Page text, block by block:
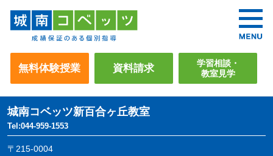
無料体験授業 資料請求
学習相談・
教室見学
城南コベッツ新百合ヶ丘教室
Tel:044-959-1553
〒215-0004